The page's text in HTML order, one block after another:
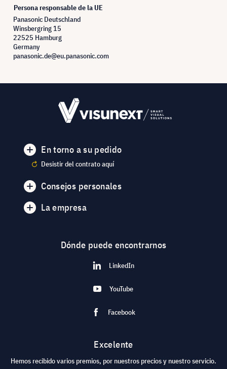
Persona responsable de la UE
Panasonic Deutschland
Winsbergring 15
22525 Hamburg
Germany
panasonic.de@eu.panasonic.com
En torno a su pedido
Desistir del contrato aquí
Consejos personales
La empresa
Dónde puede encontrarnos
LinkedIn
YouTube
Facebook
Excelente
Hemos recibido varios premios, por nuestros precios y nuestro servicio.